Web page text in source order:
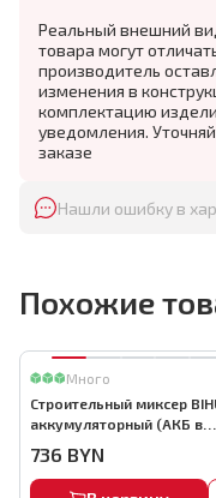
Реальный внешний
товара могут
производитель
изменения в
комплектацию
уведомления.
заказе
Нашли ошибку в
Похожие
Много
Строительный миксер
аккумуляторный (АКБ в
736 BYN